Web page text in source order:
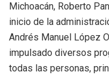
Michoacán, Roberto
inicio de la
Andrés Manuel López
impulsado diversos
todas las personas,